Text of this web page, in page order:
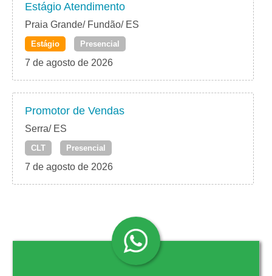
Estágio Atendimento
Praia Grande/ Fundão/ ES
Estágio Presencial
7 de agosto de 2026
Promotor de Vendas
Serra/ ES
CLT Presencial
7 de agosto de 2026